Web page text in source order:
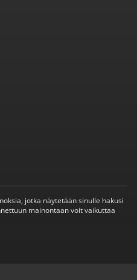
jotka näytetään sinulle hakusi
mainontaan voit vaikuttaa